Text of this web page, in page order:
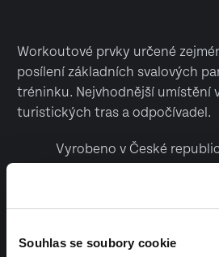
Souhlas se soubory cookie
Workoutové prvky určené
posílení základních svalových
tréninku. Nejvhodnější umístění
turistických tras a odpočívadel.
Vyrobeno v České